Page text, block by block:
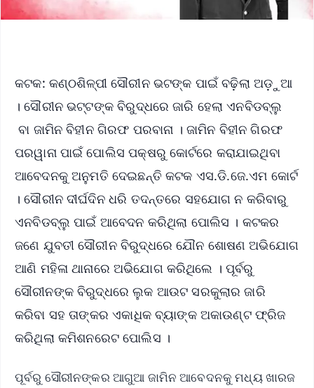
କଟକ: କଣ୍ଠଶିଳ୍ପୀ ସୌରୀନ ଭଟଙ୍କ ପାଇଁ ବଢ଼ିଲା ଅଡ଼ୁଆ
। ସୌରୀନ ଭଟ୍ଟଙ୍କ ବିରୁଦ୍ଧରେ ଜାରି ହେଲା ଏନବିଡବ୍ଲୁ
ବା ଜାମିନ ବିହୀନ ଗିରଫ ପରବାନା । ଜାମିନ ବିହୀନ ଗିରଫ
ପରୱାନା ପାଇଁ ପୋଲିସ ପକ୍ଷରୁ କୋର୍ଟରେ କରାଯାଇଥିବା
ଆବେଦନକୁ ଅନୁମତି ଦେଇଛନ୍ତି କଟକ ଏସ.ଡି.ଜେ.ଏମ କୋର୍ଟ
। ସୌରୀନ ଦୀର୍ଘଦିନ ଧରି ତଦନ୍ତରେ ସହଯୋଗ ନ କରିବାରୁ
ଏନବିଡବ୍ଲୁ ପାଇଁ ଆବେଦନ କରିଥିଲା ପୋଲିସ । କଟକର
ଜଣେ ଯୁବତୀ ସୌରୀନ ବିରୁଦ୍ଧରେ ଯୌନ ଶୋଷଣ ଅଭିଯୋଗ
ଆଣି ମହିଳା ଥାନାରେ ଅଭିଯୋଗ କରିଥିଲେ । ପୂର୍ବରୁ
ସୌରୀନଙ୍କ ବିରୁଦ୍ଧରେ ଲୁକ ଆଉଟ ସରକୁଲାର ଜାରି
କରିବା ସହ ତାଙ୍କର ଏକାଧିକ ବ୍ୟାଙ୍କ ଅକାଉଣ୍ଟ ଫ୍ରିଜ
କରିଥିଲା କମିଶନରେଟ ପୋଲିସ ।
ପୂର୍ବରୁ ସୌରୀନଙ୍କର ଆଗୁଆ ଜାମିନ ଆବେଦନକୁ ମଧ୍ୟ ଖାରଜ